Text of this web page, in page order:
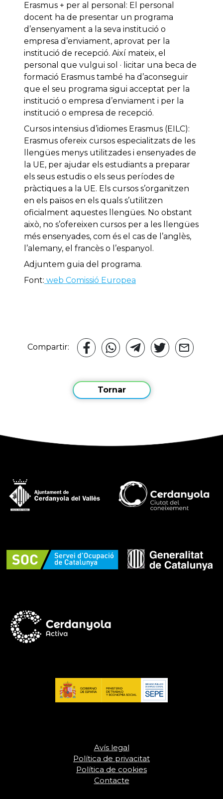
Erasmus + per al personal: El personal
docent ha de presentar un programa
d’ensenyament a la seva institució o
empresa d’enviament, aprovat per la
institució de recepció. Així mateix, el
personal que vulgui sol · licitar una beca de
formació Erasmus també ha d’aconseguir
que el seu programa sigui acceptat per la
institució o empresa d’enviament i per la
institució o empresa de recepció.
Cursos intensius d’idiomes Erasmus (EILC):
Erasmus ofereix cursos especialitzats de les
llengües menys utilitzades i ensenyades de
la UE, per ajudar els estudiants a preparar
els seus estudis o els seus períodes de
pràctiques a la UE. Els cursos s’organitzen
en els països en els quals s’utilitzen
oficialment aquestes llengües. No obstant
això, no s’ofereixen cursos per a les llengües
més ensenyades, com és el cas de l’anglès,
l’alemany, el francès o l’espanyol.
Adjuntem guia del programa.
Font: web Comissió Europea
Compartir:
Tornar
Avís legal
Política de privacitat
Política de cookies
Contacte